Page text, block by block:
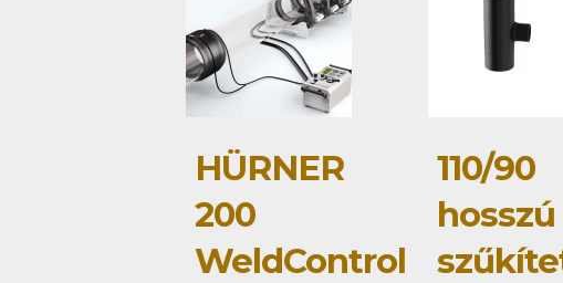
HÜRNER
200
WeldControl
110/90
hosszú